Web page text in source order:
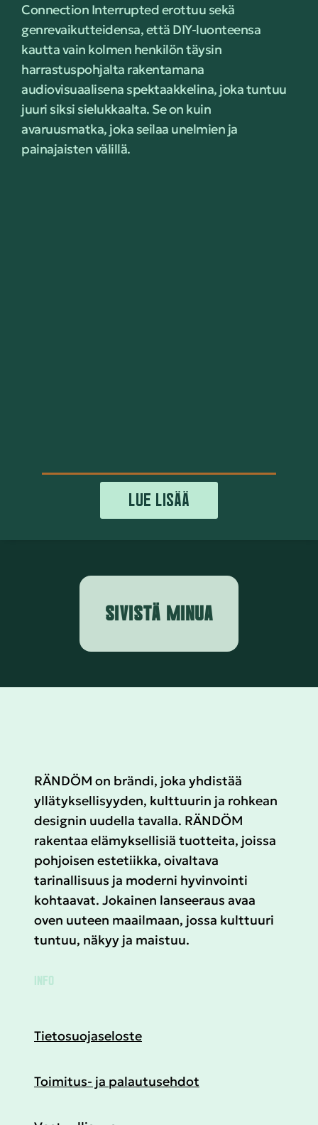
Connection Interrupted erottuu sekä
genrevaikutteidensa, että DIY-luonteensa
kautta vain kolmen henkilön täysin
harrastuspohjalta rakentamana
audiovisuaalisena spektaakkelina, joka tuntuu
juuri siksi sielukkaalta. Se on kuin
avaruusmatka, joka seilaa unelmien ja
painajaisten välillä.
LUE LISÄÄ
SIVISTÄ MINUA
RÄNDÖM on brändi, joka yhdistää
yllätyksellisyyden, kulttuurin ja rohkean
designin uudella tavalla. RÄNDÖM
rakentaa elämyksellisiä tuotteita, joissa
pohjoisen estetiikka, oivaltava
tarinallisuus ja moderni hyvinvointi
kohtaavat. Jokainen lanseeraus avaa
oven uuteen maailmaan, jossa kulttuuri
tuntuu, näkyy ja maistuu.
INFO
Tietosuojaseloste
Toimitus- ja palautusehdot